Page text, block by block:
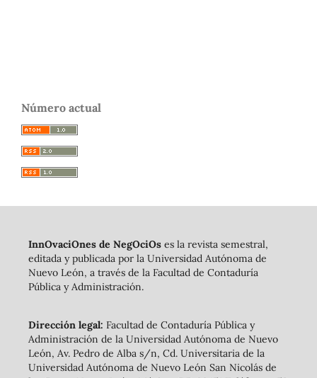
Número actual
InnOvaciOnes de NegOciOses la revista semestral,
editada y publicada por la Universidad Autónoma de
Nuevo León, a través de la Facultad de Contaduría
Pública y Administración.
Dirección legal: Facultad de Contaduría Pública y
Administración de la Universidad Autónoma de Nuevo
León, Av. Pedro de Alba s/n, Cd. Universitaria de la
Universidad Autónoma de Nuevo León San Nicolás de